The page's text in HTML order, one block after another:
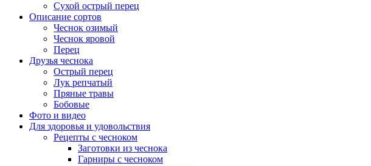
Сухой острый перец
Описание сортов
Чеснок озимый
Чеснок яровой
Перец
Друзья чеснока
Острый перец
Лук репчатый
Пряные травы
Бобовые
Фото и видео
Для здоровья и удовольствия
Рецепты с чесноком
Заготовки из чеснока
Гарниры с чесноком